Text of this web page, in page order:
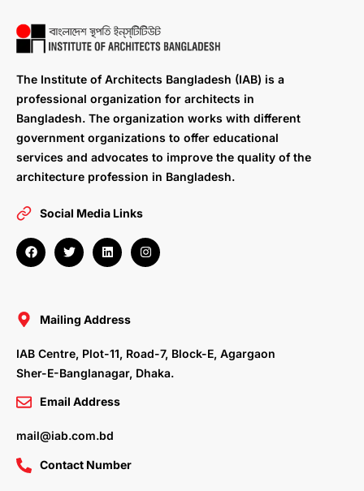
The Institute of Architects Bangladesh (IAB) is a
professional organization for architects in
Bangladesh. The organization works with different
government organizations to offer educational
services and advocates to improve the quality of the
architecture profession in Bangladesh.
Social Media Links
F
a
c
o
T
w
i
r
L
i
n
i
n
I
n
s
Mailing Address
IAB Centre, Plot-11, Road-7, Block-E, Agargaon
Sher-E-Banglanagar, Dhaka.
Email Address
mail@iab.com.bd
Contact Number